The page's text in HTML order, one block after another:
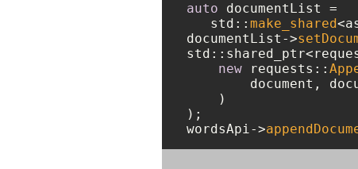
auto documentList =
   std::
make_shared
documentList->
new requests::
document,
    )
);
wordsApi->